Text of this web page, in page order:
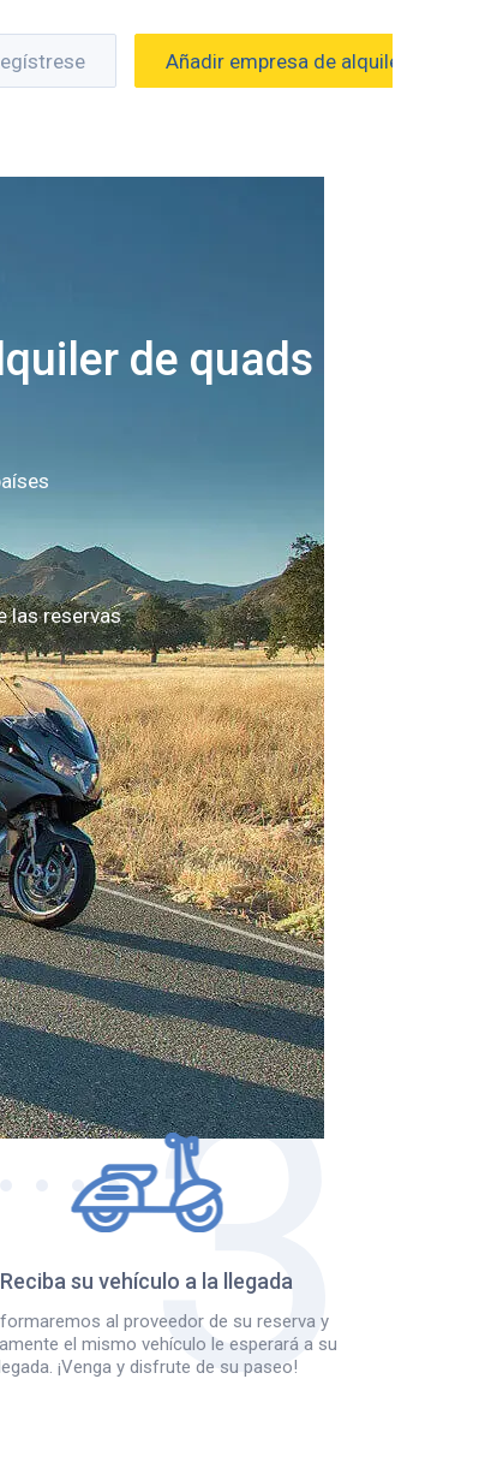
Añadir empresa de alquiler
de quads en
las reservas
Reciba su vehículo a la llegada
al proveedor de su reserva y
el mismo vehículo le esperará a su
¡Venga y disfrute de su paseo!